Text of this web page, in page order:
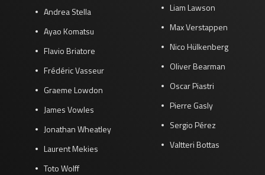
Andrea Stella
Ayao Komatsu
Flavio Briatore
Frédéric Vasseur
Graeme Lowdon
James Vowles
Jonathan Wheatley
Laurent Mekies
Toto Wolff
Liam Lawson
Max Verstappen
Nico Hülkenberg
Oliver Bearman
Oscar Piastri
Pierre Gasly
Sergio Pérez
Valtteri Bottas